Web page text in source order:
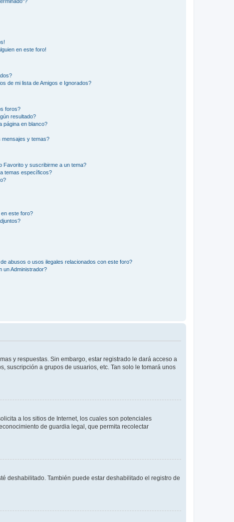
en este foro!
de mi lista de Amigos e Ignorados?
foros?
resultado?
página en blanco?
mensajes y temas?
Favorito y suscribirme a un tema?
temas específicos?
este foro?
abusos o usos ilegales relacionados con este foro?
un Administrador?
y respuestas. Sin embargo, estar registrado le dará acceso a
suscripción a grupos de usuarios, etc. Tan solo le tomará unos
a los sitios de Internet, los cuales son potenciales
de guardia legal, que permita recolectar
deshabilitado. También puede estar deshabilitado el registro de